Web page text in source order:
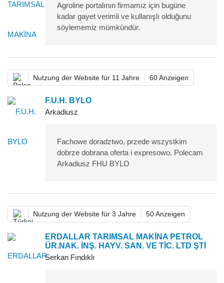
Agroline portalının firmamız için bugüne
kadar gayet verimli ve kullanışlı olduğunu
söylememiz mümkündür.
Nutzung der Website für 11 Jahre 60 Anzeigen
F.U.H. BYLO
Arkadiusz
Fachowe doradztwo, przede wszystkim
dobrze dobrana oferta i expresowo. Polecam
Arkadiusz FHU BYLO
Nutzung der Website für 3 Jahre 50 Anzeigen
ERDALLAR TARIMSAL MAKİNA PETROL
ÜR.NAK. İNŞ. HAYV. SAN. VE TİC. LTD ŞTİ
Serkan Fındıklı